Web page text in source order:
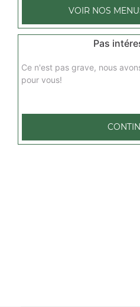
Base sauce tomate,
pommes de terre, oignons
13.00€
Base sauce tomate,
13.00€
VOIR NOS
Pas
Ce n'est pas grave, nous
pour vous!